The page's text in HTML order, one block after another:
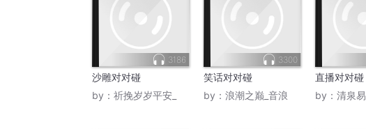
3186
沙雕对对碰
by： 祈挽岁岁平安_
3300
笑话对对碰
by： 浪潮之巅_音浪
直播对对碰
by： 清泉易